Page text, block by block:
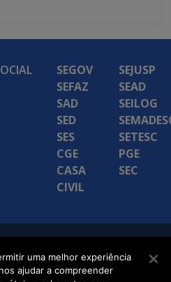
SEGOV
SEFAZ
SAD
SED
SES
CGE
CASA
CIVIL
SEJUSP
SEAD
SEILOG
SETESC
PGE
SEC
uma melhor experiência
ajudar a compreender